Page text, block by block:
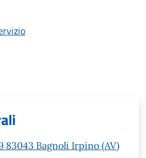
83043 Bagnoli Irpino (AV)